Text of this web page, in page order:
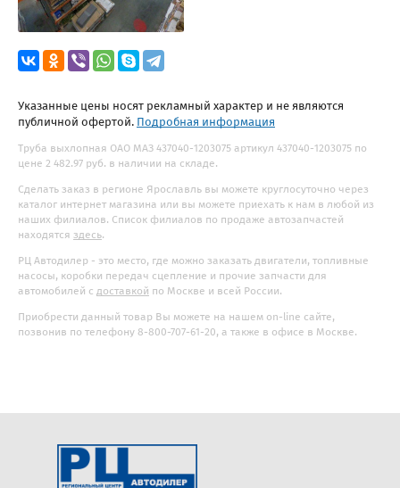
Указанные цены носят рекламный характер и не являются
публичной офертой. Подробная информация
Труба выхлопная ОАО МАЗ 437040-1203075 артикул 437040-1203075 по
цене 2 482.97 руб. в наличии на складе.
Сделать заказ в регионе Ярославль вы можете круглосуточно через
каталог интернет магазина или вы можете приехать к нам в любой из
наших филиалов. Список филиалов по продаже автозапчастей
находятся здесь.
РЦ Автодилер - это место, где можно заказать двигатели, топливные
насосы, коробки передач сцепление и прочие запчасти для
автомобилей с доставкой по Москве и всей России.
Приобрести данный товар Вы можете на нашем on-line сайте,
позвонив по телефону 8-800-707-61-20, а также в офисе в Москве.